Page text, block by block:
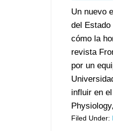
Un nuevo
del
cómo la
revista
por un
influir en
Filed Under: